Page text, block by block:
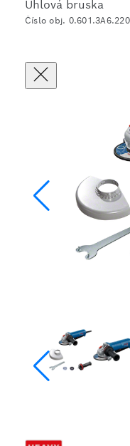
Úhlová bruska
Číslo obj. 0.601.3A6.220